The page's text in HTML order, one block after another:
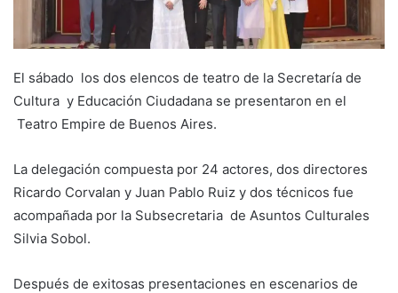
El sábado los dos elencos de teatro de la Secretaría de
Cultura y Educación Ciudadana se presentaron en el
Teatro Empire de Buenos Aires.
La delegación compuesta por 24 actores, dos directores
Ricardo Corvalan y Juan Pablo Ruiz y dos técnicos fue
acompañada por la Subsecretaria de Asuntos Culturales
Silvia Sobol.
Después de exitosas presentaciones en escenarios de